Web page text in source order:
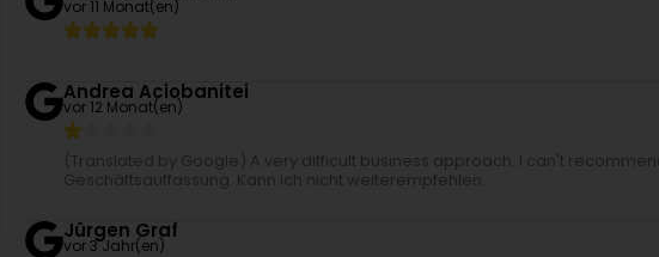
vor 11 Monat(en)
Andrea Aciobanitei
vor 12 Monat(en)
(Translated by Google) A very difficult business approach. I can't
Geschäftsauffassung. Kann ich nicht weiterempfehlen.
Jürgen Graf
vor 3 Jahr(en)